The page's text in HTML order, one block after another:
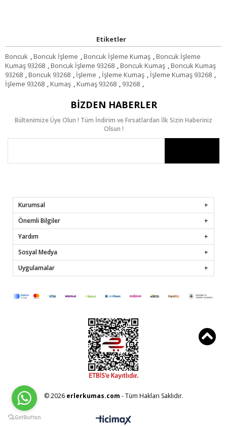
Etiketler
Boncuk ,Boncuk İşleme ,Boncuk İşleme Kumaş ,Boncuk İşleme
Kumaş 93268 ,Boncuk İşleme 93268 ,Boncuk Kumaş ,Boncuk Kumaş
93268 ,Boncuk 93268 , İşleme , İşleme Kumaş , İşleme Kumaş 93268 ,
İşleme 93268 ,Kumaş ,Kumaş 93268 , 93268 ,
BIZDEN HABERLER
Bültenimize Üye Olun ! Tüm İndirim ve Fırsatlardan İlk Sizin Haberiniz
Olsun !
Kurumsal
Önemli Bilgiler
Yardım
Sosyal Medya
Uygulamalar
© 2026 erlerkumas.com - Tüm Hakları Saklıdır.